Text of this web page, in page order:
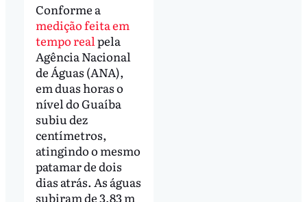
Conforme a
medição feita em
tempo realpela
Agência Nacional
de Águas (ANA),
em duas horas o
nível do Guaíba
subiu dez
centímetros,
atingindo o mesmo
patamar de dois
dias atrás. As águas
subiram de 3,83 m